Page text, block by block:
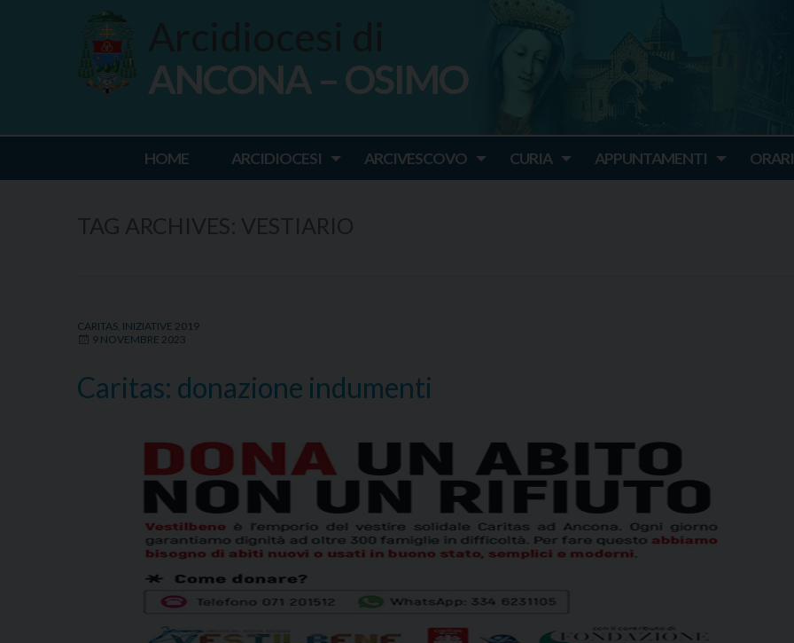
Ancona Osimo
ANCONA – OSIMO
HOME ARCIDIOCESI ARCIVESCOVO CURIA APPUNTAMENTI
CARITAS INIZIATIVE 2019
9 NOVEMBRE 2023
Caritas: donazione indumenti